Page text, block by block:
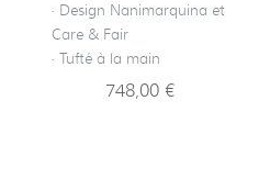
· Design Nanimarquina et
Care & Fair
· Tufté à la main
748,00 €